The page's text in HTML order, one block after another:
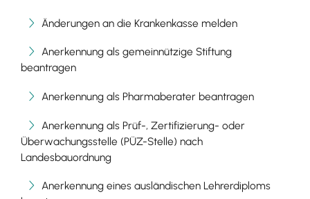
Änderungen an die Krankenkasse melden
Anerkennung als gemeinnützige Stiftung
beantragen
Anerkennung als Pharmaberater beantragen
Anerkennung als Prüf-, Zertifizierung- oder
Überwachungsstelle (PÜZ-Stelle) nach
Landesbauordnung
Anerkennung eines ausländischen Lehrerdiploms